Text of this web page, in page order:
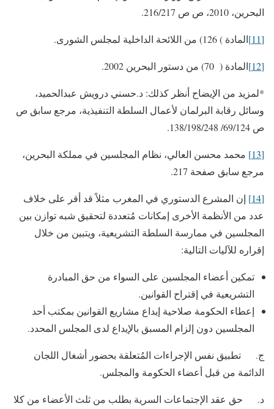
البحرين، 2010، ص ص 216/217.
[11] المادة ) 126) من اللائحة الداخلية لمجلس الشورى.
[12] المادة ( 70) من دستور البحرين 2002.
*لمزيد من الإيضاح أنظر كذلك: د.حسني درويش عبدالحميد،
وسائل رقابة البرلمان لأعمال السلطة التنفيذية، مرجع سابق ص
ص 69/124/ 138/198/248.
[13]
محمد محسن العالي، نظام المجلسين في مملكة البحرين،
مرجع سابق صفحة 217.
[14]
إن المشرع الدستوري في المغرب مثلاً قد أقر على خلاف
عدد من الأنظمة الأخرى إمكانات مُتعددة لتحقيق شبه توازن بين
المجلسين في ممارسة السلطة التشريعية، ويتبين من خلال
إقراره للآليات التالية:
تمكين أعضاء المجلسين على السواء من حق المبادرة
التشريعية في إقتراح القوانين.
إعطاء الحكومة صلاحية إيداع مشاريع القوانين بمكتب أحد
المجلسين دون إلزام المسبق بالإيداع لدى المجلس المحدد.
ج. تطبيق نفس الإجراءات المُتعلقة بحضور أشغال اللجان
الدائمة من قبل أعضاء الحكومة والمجلس.
د. حق عقد الإجتماعات السرية بطلب من ثلث الأعضاء من كلا